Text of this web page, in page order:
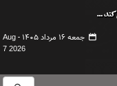
جمعه ۱۶ مرداد ۱۴۰۵ -
Aug
7 2026